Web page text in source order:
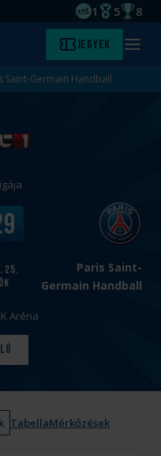
EHF
1
Magyar
5 8
Jegyek Menü
Saint-Germain Handball
Paris Saint-
Germain Handball
25.
Aréna
TabellaMérkőzések